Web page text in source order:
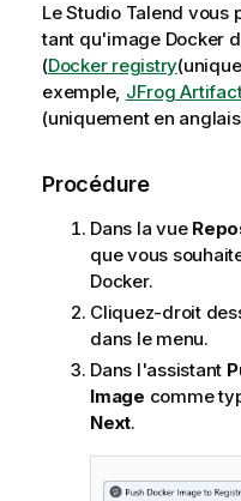
LeStudio Talend vous
tant qu'image Docker
(Docker registry
exemple, JFrog
(uniquement en
Procédure
Dans la vue
que vous
Docker.
Cliquez-droit
dans le menu.
Dans l'assistant
Image comme
Next.